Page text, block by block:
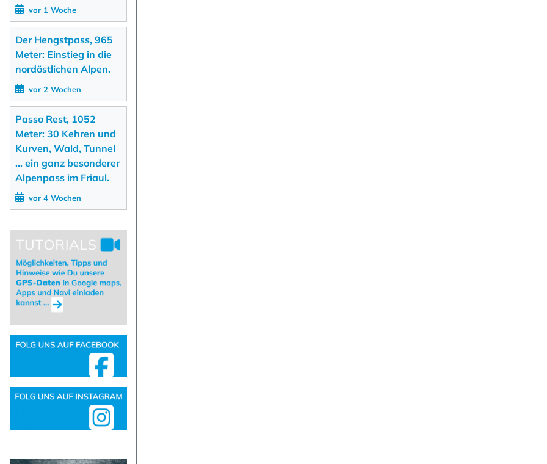
vor 1 Woche
Der Hengstpass, 965
Meter: Einstieg in die
nordöstlichen Alpen.
vor 2 Wochen
Passo Rest, 1052
Meter: 30 Kehren und
Kurven, Wald, Tunnel
... ein ganz besonderer
Alpenpass im Friaul.
vor 4 Wochen